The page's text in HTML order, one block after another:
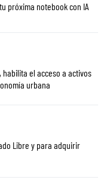
próxima notebook con IA
urbana
Libre y para adquirir